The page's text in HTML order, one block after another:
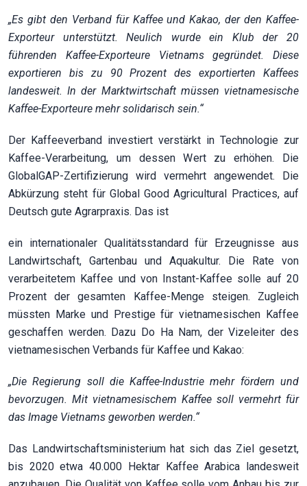
„Es gibt den Verband für Kaffee und Kakao, der den Kaffee-
Exporteur unterstützt. Neulich wurde ein Klub der 20
führenden Kaffee-Exporteure Vietnams gegründet. Diese
exportieren bis zu 90 Prozent des exportierten Kaffees
landesweit. In der Marktwirtschaft müssen vietnamesische
Kaffee-Exporteure mehr solidarisch sein.“
Der Kaffeeverband investiert verstärkt in Technologie zur
Kaffee-Verarbeitung, um dessen Wert zu erhöhen. Die
GlobalGAP-Zertifizierung wird vermehrt angewendet. Die
Abkürzung steht für Global Good Agricultural Practices, auf
Deutsch gute Agrarpraxis. Das ist
ein internationaler Qualitätsstandard für Erzeugnisse aus
Landwirtschaft, Gartenbau und Aquakultur. Die Rate von
verarbeitetem Kaffee und von Instant-Kaffee solle auf 20
Prozent der gesamten Kaffee-Menge steigen. Zugleich
müssten Marke und Prestige für vietnamesischen Kaffee
geschaffen werden. Dazu Do Ha Nam, der Vizeleiter des
vietnamesischen Verbands für Kaffee und Kakao:
„Die Regierung soll die Kaffee-Industrie mehr fördern und
bevorzugen. Mit vietnamesischem Kaffee soll vermehrt für
das Image Vietnams geworben werden.“
Das Landwirtschaftsministerium hat sich das Ziel gesetzt,
bis 2020 etwa 40.000 Hektar Kaffee Arabica landesweit